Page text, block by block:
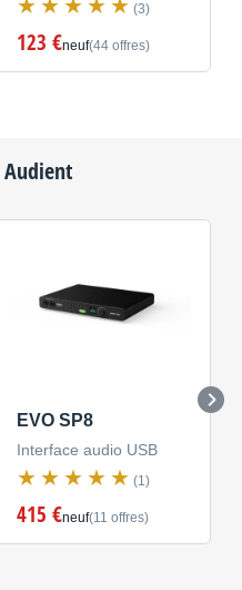
(3)
123 €neuf(44 offres)
Audient
EVO SP8
Interface audio USB
(1)
415 €neuf(11 offres)